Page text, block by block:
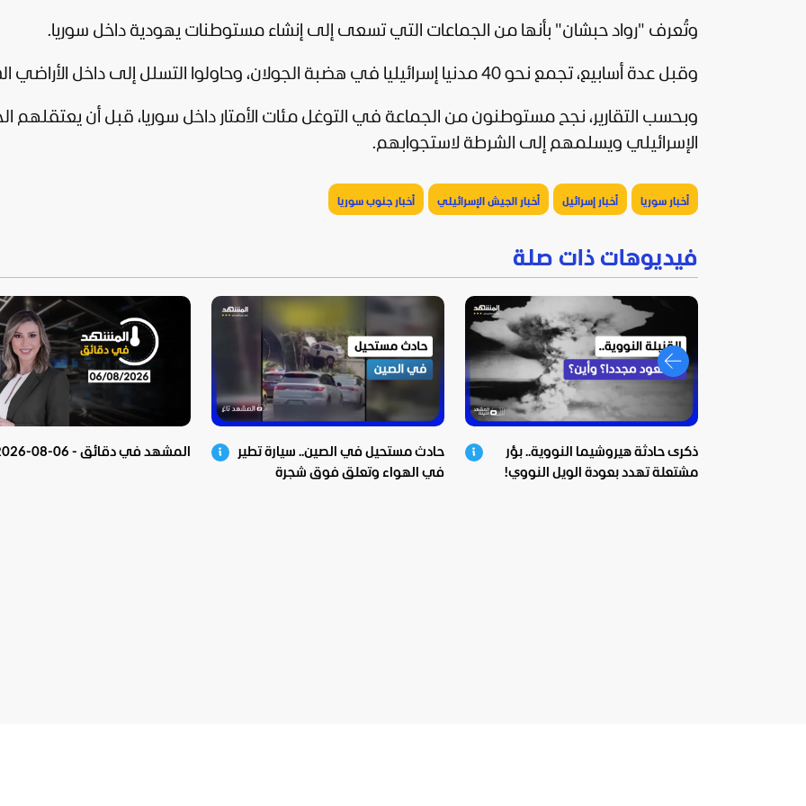
وتُعرف "رواد حبشان" بأنها من الجماعات التي تسعى إلى إنشاء مستوطنات يهودية داخل سوريا.
وقبل عدة أسابيع، تجمع نحو 40 مدنيا إسرائيليا في هضبة الجولان، وحاولوا التسلل إلى داخل الأراضي السورية.
وبحسب التقارير، نجح مستوطنون من الجماعة في التوغل مئات الأمتار داخل سوريا، قبل أن يعتقلهم
الإسرائيلي ويسلمهم إلى الشرطة لاستجوابهم.
أخبار سوريا أخبار إسرائيل أخبار الجيش الإسرائيلي أخبار جنوب سوريا
فيديوهات ذات صلة
ذكرى حادثة هيروشيما النووية.. بؤر
مشتعلة تهدد بعودة الويل النووي!
حادث مستحيل في الصين.. سيارة تطير
في الهواء وتعلق فوق شجرة
المشهد في دقائق - 06-08-2026